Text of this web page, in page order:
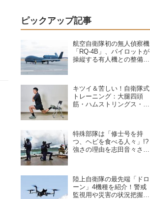
ピックアップ記事
航空自衛隊初の無人偵察機
「RQ-4B」、パイロットが
操縦する有人機との整備の
キツイ＆苦しい！自衛隊式
トレーニング：大腿四頭
筋・ハムストリングス・大
特殊部隊は「修士号を持
つ、ヘビを食べる人々」!?
強さの理由を志田音々さん
陸上自衛隊の最先端「ドロ
ーン」4機種を紹介！警戒
監視用や災害の状況把握に